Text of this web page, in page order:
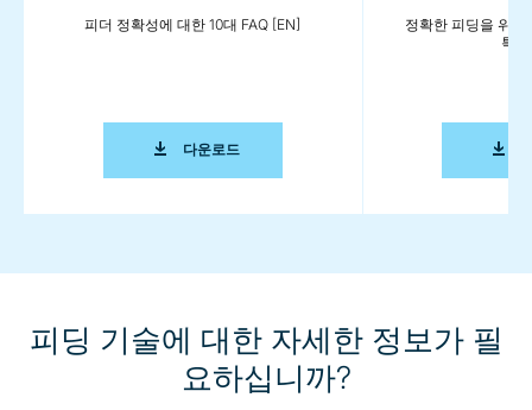
피더 정확성에 대한 10대 FAQ [EN]
다운로드피더 정확성에 대한 10대 FAQ [EN]
정확한 피딩을 위
특
피딩 기술에 대한 자세한 정보가 필
요하십니까?